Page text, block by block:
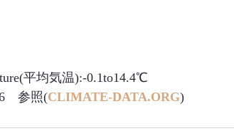
平均気温):-0.1to14.4℃
　参照(CLIMATE-DATA.ORG)